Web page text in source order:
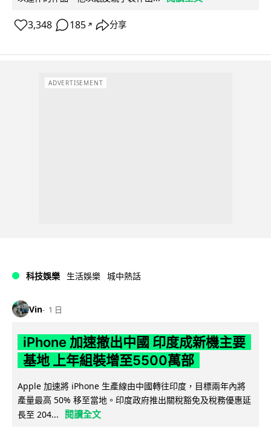
3,348 185 ↗ 分享
ADVERTISEMENT
科技娛樂 生活娛樂 城中熱話
Vin 1 日
iPhone 加速撤出中國 印度成新機主要
基地 上年組裝增至5500萬部
Apple 加速將 iPhone 生產線由中國轉往印度，目標兩年內將
產量最高 50% 移至當地。印度政府推出關稅豁免及稅務優惠延
長至 204...
閱讀全文